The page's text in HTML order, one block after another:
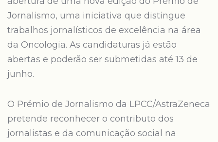
Jornalismo, uma iniciativa que distingue
trabalhos jornalísticos de excelência na área
da Oncologia. As candidaturas já estão
abertas e poderão ser submetidas até 13 de
junho.
O Prémio de Jornalismo da LPCC/AstraZeneca
pretende reconhecer o contributo dos
jornalistas e da comunicação social na